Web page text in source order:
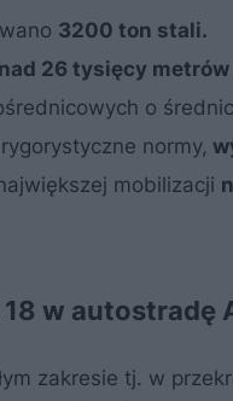
3200 ton stali.
26 tysięcy
o
normy,
mobilizacji
w autostradę
zakresie tj. w